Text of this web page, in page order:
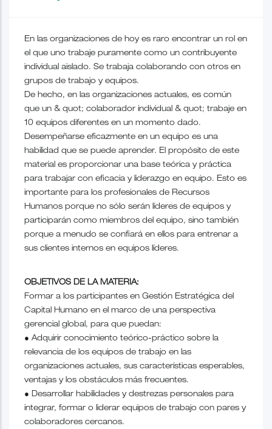
En las organizaciones de hoy es raro encontrar un rol en
el que uno trabaje puramente como un contribuyente
individual aislado. Se trabaja colaborando con otros en
grupos de trabajo y equipos.
De hecho, en las organizaciones actuales, es común
que un & quot; colaborador individual & quot; trabaje en
10 equipos diferentes en un momento dado.
Desempeñarse eficazmente en un equipo es una
habilidad que se puede aprender. El propósito de este
material es proporcionar una base teórica y práctica
para trabajar con eficacia y liderazgo en equipo. Esto es
importante para los profesionales de Recursos
Humanos porque no sólo serán líderes de equipos y
participarán como miembros del equipo, sino también
porque a menudo se confiará en ellos para entrenar a
sus clientes internos en equipos líderes.
OBJETIVOS DE LA MATERIA:
Formar a los participantes en Gestión Estratégica del
Capital Humano en el marco de una perspectiva
gerencial global, para que puedan:
● Adquirir conocimiento teórico-práctico sobre la
relevancia de los equipos de trabajo en las
organizaciones actuales, sus características esperables,
ventajas y los obstáculos más frecuentes.
● Desarrollar habilidades y destrezas personales para
integrar, formar o liderar equipos de trabajo con pares y
colaboradores cercanos.